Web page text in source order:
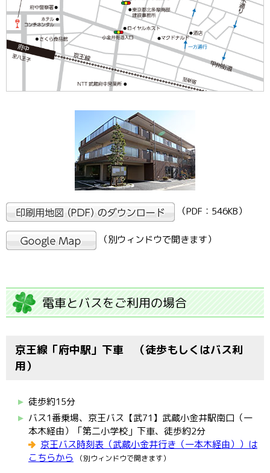
（PDF：546KB）
（別ウィンドウで開きます）
電車とバスをご利用の場合
京王線「府中駅」下車 （徒歩もしくはバス利
用）
徒歩約15分
バス1番乗場、京王バス【武71】武蔵小金井駅南口（一
本木経由）「第二小学校」下車、徒歩約2分
京王バス時刻表（武蔵小金井行き（一本木経由））は
こちらから
（別ウィンドウで開きます）